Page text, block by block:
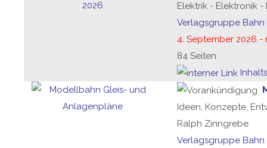
Elektrik - Elektronik
Verlagsgruppe Bahn
4. September 2026
84 Seiten
Ideen, Konzepte,
Ralph Zinngrebe
Verlagsgruppe Bahn